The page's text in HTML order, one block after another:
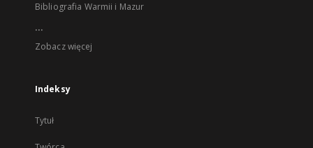
Bibliografia Warmii i Mazur
...
Zobacz więcej
Indeksy
Tytuł